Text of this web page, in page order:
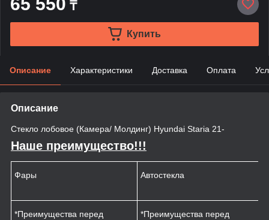
₸
Купить
Описание Характеристики Доставка Оплата
Описание
Стекло лобовое (Камера/ Молдинг) Hyundai Staria 21-
Наше преимущество!!!
Фары Автостекла
*Преимущества перед
*Преимущества перед